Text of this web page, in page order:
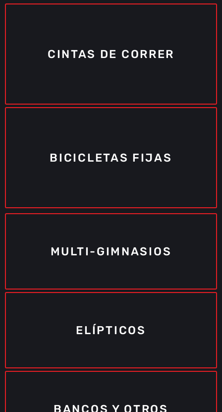
CINTAS DE CORRER
BICICLETAS FIJAS
MULTI-GIMNASIOS
ELÍPTICOS
BANCOS Y OTROS